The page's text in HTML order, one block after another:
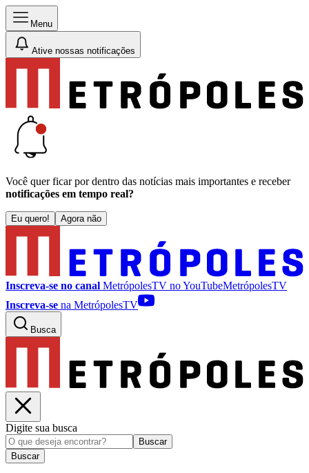
Menu
Ative nossas notificações
Você quer ficar por dentro das notícias mais importantes e receber
notificações em tempo real?
Eu quero! Agora não
Inscreva-se no canal MetrópolesTV noYouTubeMetrópolesTV
Inscreva-se na MetrópolesTV
Busca
Digite sua busca
Buscar
Buscar